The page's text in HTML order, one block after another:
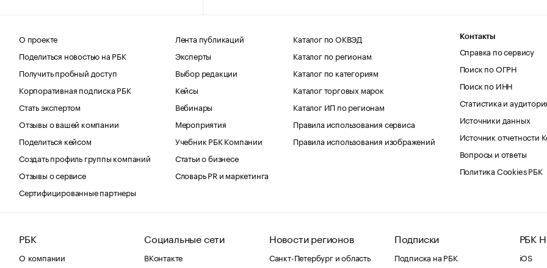
О проекте
Поделиться новостью на РБК
Получить пробный доступ
Корпоративная подписка РБК
Стать экспертом
Отзывы о вашей компании
Поделиться кейсом
Создать профиль группы компаний
Отзывы о сервисе
Сертифицированные партнеры
Лента публикаций
Эксперты
Выбор редакции
Кейсы
Вебинары
Мероприятия
Учебник РБК Компании
Статьи о бизнесе
Словарь PR и маркетинга
Каталог по ОКВЭД
Каталог по регионам
Каталог по категориям
Каталог торговых марок
Каталог ИП по регионам
Правила использования сервиса
Правила использования изображений
Контакты
Справка по сервису
Поиск по ОГРН
Поиск по ИНН
Статистика и
Источники данных
Источник отчетности
Вопросы и ответы
Политика Cookies РБК
РБК
О компании
Социальные сети
ВКонтакте
Новости регионов
Санкт-Петербург и область
Подписки
Подписка на РБК
РБК
iOS